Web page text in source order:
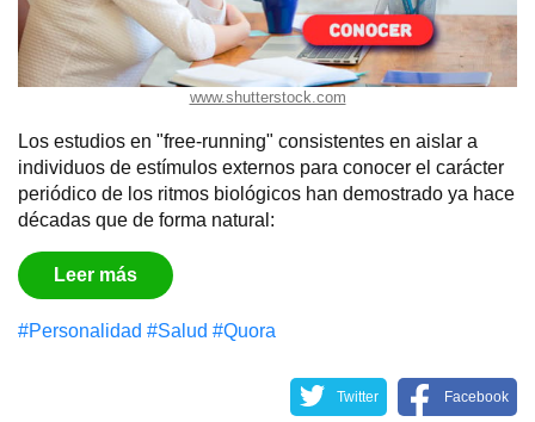
www.shutterstock.com
Los estudios en "free-running" consistentes en aislar a
individuos de estímulos externos para conocer el carácter
periódico de los ritmos biológicos han demostrado ya hace
décadas que de forma natural:
Leer más
#Personalidad #Salud #Quora
Twitter Facebook